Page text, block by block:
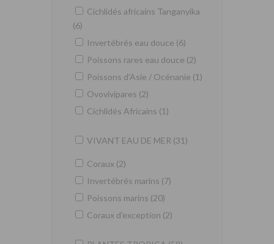
Cichlidés africains Tanganyika
(6)
Invertébrés eau douce (6)
Poissons rares eau douce (2)
Poissons d'Asie / Océnanie (1)
Ovovivipares (2)
Cichlidés Africains (1)
VIVANT EAU DE MER (31)
Coraux (2)
Invertébrés marins (7)
Poissons marins (20)
Coraux d'exception (2)